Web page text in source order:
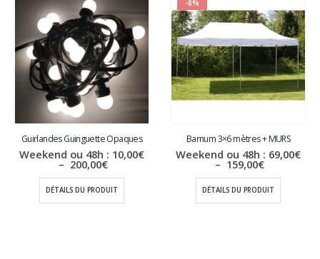
Guirlandes Guinguette Opaques
Weekend ou 48h : 10,00€
– 200,00€Plage
prix :
10,00€
à
DÉTAILS DU PRODUIT
-8%
Barnum 3×6 mètres + MURS
Weekend ou 48h : 69,00€
– 159,00€Plage
prix :
69,00€
à
DÉTAILS DU PRODUIT